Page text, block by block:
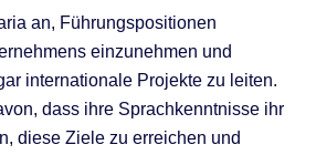
an, Führungspositionen
einzunehmen und
internationale Projekte zu leiten.
dass ihre Sprachkenntnisse ihr
diese Ziele zu erreichen und